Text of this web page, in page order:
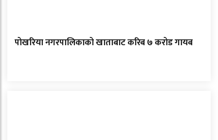
पोखरिया नगरपालिकाको खाताबाट करिब ७ करोड गायब